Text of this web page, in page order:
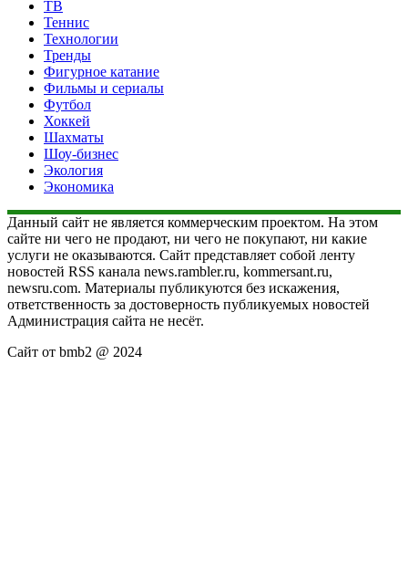
ТВ
Теннис
Технологии
Тренды
Фигурное катание
Фильмы и сериалы
Футбол
Хоккей
Шахматы
Шоу-бизнес
Экология
Экономика
Данный сайт не является коммерческим проектом. На этом
сайте ни чего не продают, ни чего не покупают, ни какие
услуги не оказываются. Сайт представляет собой ленту
новостей RSS канала news.rambler.ru, kommersant.ru,
newsru.com. Материалы публикуются без искажения,
ответственность за достоверность публикуемых новостей
Администрация сайта не несёт.
Сайт от bmb2 @ 2024